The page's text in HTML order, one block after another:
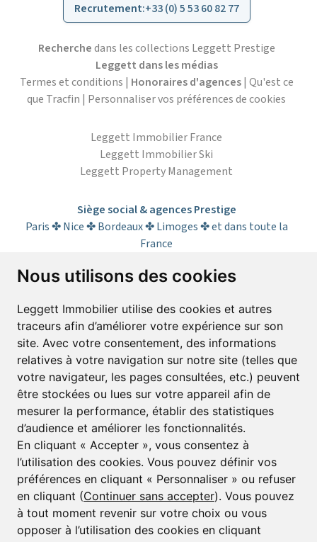
Nous utilisons des cookies
Leggett Immobilier utilise des cookies et autres
traceurs afin d’améliorer votre expérience sur son
site. Avec votre consentement, des informations
relatives à votre navigation sur notre site (telles que
votre navigateur, les pages consultées, etc.) peuvent
être stockées ou lues sur votre appareil afin de
mesurer la performance, établir des statistiques
d’audience et améliorer les fonctionnalités.
En cliquant « Accepter », vous consentez à
l’utilisation des cookies. Vous pouvez définir vos
préférences en cliquant « Personnaliser » ou refuser
en cliquant (Continuer sans accepter). Vous pouvez
à tout moment revenir sur votre choix ou vous
opposer à l’utilisation des cookies en cliquant
Recrutement:+33 (0) 5 53 60 82 77
Recherchedans les collections Leggett Prestige
Leggett dans les médias
Termes et conditions | Honoraires d'agences| Qu'est ce
que Tracfin | Personnaliser vos préférences de cookies
Leggett Immobilier France
Leggett Immobilier Ski
Leggett Property Management
Siège social & agences Prestige
Paris ✤ Nice ✤ Bordeaux ✤ Limoges ✤ et dans toute la
France
S’abonner à la lettre d’informations
Prénom* Nom*
E-mail*
J’accepte de recevoir alertes et lettres d’informations
S'inscrire
© Copyright 2025 Leggett Immobilier -mentions légales